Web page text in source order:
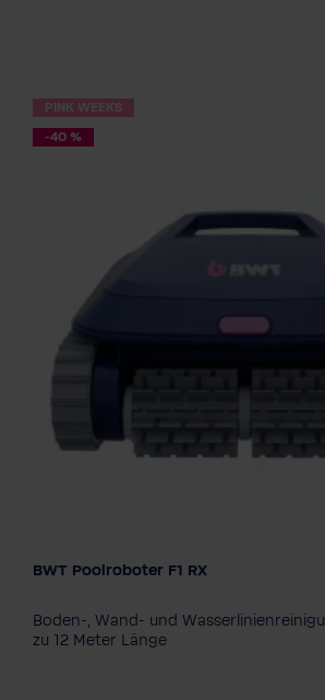
PINK WEEKS
-40 %
Modell
BWT Poolroboter F1 RX
Boden-, Wand- und
zu 12 Meter Länge